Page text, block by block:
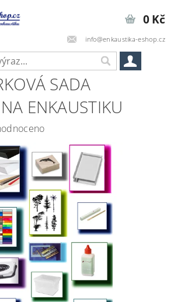
info@enkaustika-eshop.cz
0 Kč
SADA
ENKAUSTIKU